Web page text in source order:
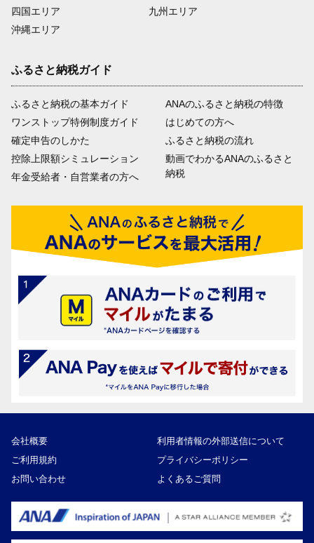
四国エリア
沖縄エリア
九州エリア
ふるさと納税ガイド
ふるさと納税の基本ガイド
ワンストップ特例制度ガイド
確定申告のしかた
控除上限額シミュレーション
年金受給者・自営業者の方へ
ANAのふるさと納税の特徴
はじめての方へ
ふるさと納税の流れ
動画でわかるANAのふるさと
納税
会社概要
利用者情報の外部送信について
ご利用規約
プライバシーポリシー
お問い合わせ
よくあるご質問